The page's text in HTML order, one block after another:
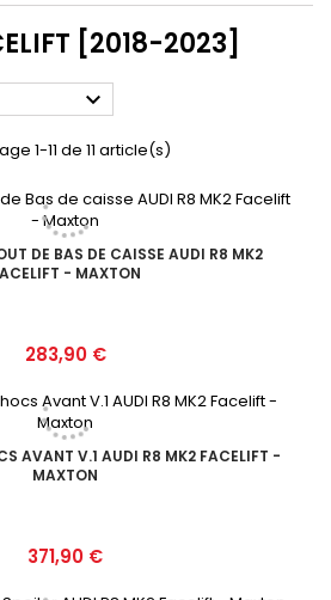
[2018-2023]

1-11 de 11 article(s)
DE BAS DE CAISSE AUDI R8 MK2
- MAXTON
Prix
283,90 €
AVANT V.1 AUDI R8 MK2 FACELIFT -
MAXTON
Prix
371,90 €